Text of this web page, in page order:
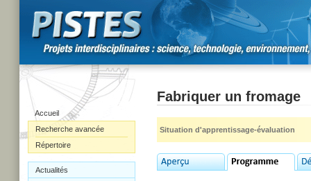
Accueil
Recherche avancée
Répertoire
Actualités
Fabriquer un fromage
Situation d'apprentissage-évaluation